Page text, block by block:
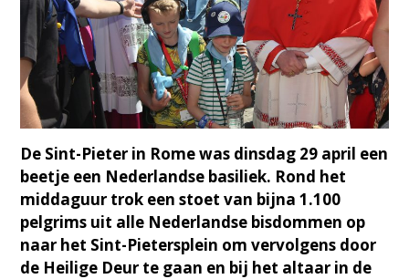
De Sint-Pieter in Rome was dinsdag 29 april een
beetje een Nederlandse basiliek. Rond het
middaguur trok een stoet van bijna 1.100
pelgrims uit alle Nederlandse bisdommen op
naar het Sint-Pietersplein om vervolgens door
de Heilige Deur te gaan en bij het altaar in de